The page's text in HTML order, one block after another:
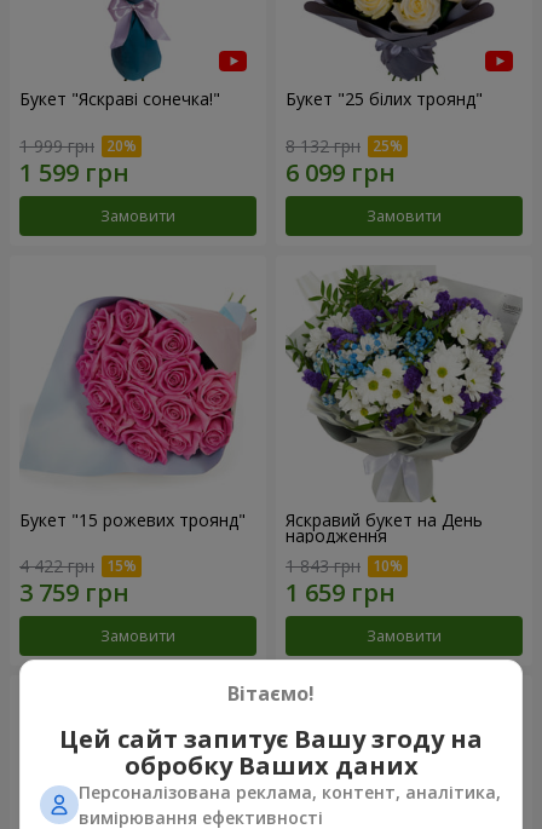
Букет "Яскраві сонечка!"
1 999 грн
Замовити
Букет "25 білих троянд"
8 132 грн
Замовити
Букет "15 рожевих троянд"
4 422 грн
Замовити
Яскравий букет на День
народження
1 843 грн
Замовити
Вітаємо!
Цей сайт запитує Вашу згоду на
обробку Ваших даних
Персоналізована реклама, контент, аналітика,
вимірювання ефективності